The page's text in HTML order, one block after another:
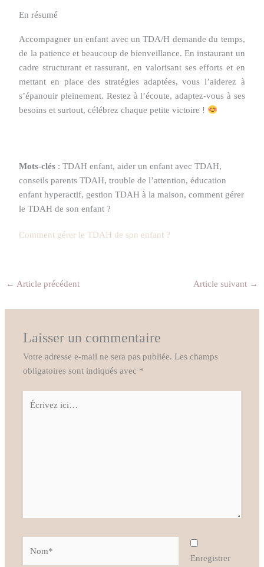
En résumé
Accompagner un enfant avec un TDA/H demande du temps,
de la patience et beaucoup de bienveillance. En instaurant un
cadre structurant et rassurant, en valorisant ses efforts et en
mettant en place des stratégies adaptées, vous l’aiderez à
s’épanouir pleinement. Restez à l’écoute, adaptez-vous à ses
besoins et surtout, célébrez chaque petite victoire !
Mots-clés : TDAH enfant, aider un enfant avec TDAH,
conseils parents TDAH, trouble de l’attention, éducation
enfant hyperactif, gestion TDAH à la maison, comment gérer
le TDAH de son enfant ?
Comment gérer le TDAH de son enfant ?
← Article précédent Article suivant →
Laisser un commentaire
Votre adresse e-mail ne sera pas publiée. Les champs
obligatoires sont indiqués avec *
ici…
Enregistrer